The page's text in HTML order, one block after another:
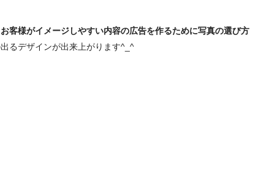
客様がイメージしやすい内容の広告を作るために写真の選び方
るデザインが出来上がります^_^